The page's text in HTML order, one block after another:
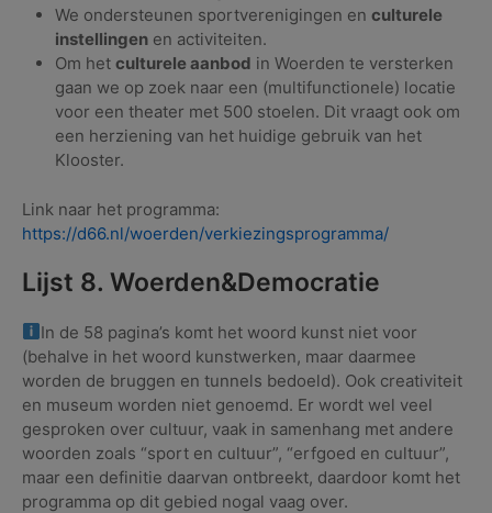
We ondersteunen sportverenigingen en culturele
instellingen en activiteiten.
Om het culturele aanbod in Woerden te versterken
gaan we op zoek naar een (multifunctionele) locatie
voor een theater met 500 stoelen. Dit vraagt ook om
een herziening van het huidige gebruik van het
Klooster.
Link naar het programma:
https://d66.nl/woerden/verkiezingsprogramma/
Lijst 8. Woerden&Democratie
In de 58 pagina’s komt het woord kunst niet voor
(behalve in het woord kunstwerken, maar daarmee
worden de bruggen en tunnels bedoeld). Ook creativiteit
en museum worden niet genoemd. Er wordt wel veel
gesproken over cultuur, vaak in samenhang met andere
woorden zoals “sport en cultuur”, “erfgoed en cultuur”,
maar een definitie daarvan ontbreekt, daardoor komt het
programma op dit gebied nogal vaag over.